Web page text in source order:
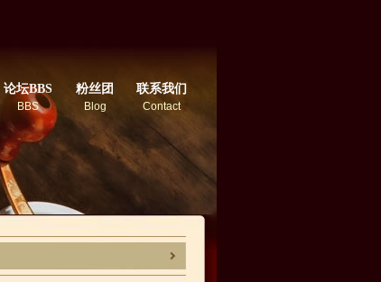
论坛BBS
BBS
粉丝团
Blog
联系我们
Contact